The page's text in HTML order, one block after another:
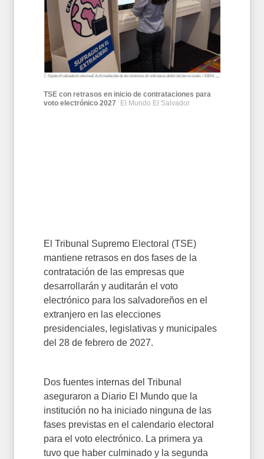
TSE con retrasos en inicio de contrataciones para
voto electrónico 2027
El Mundo El Salvador
El Tribunal Supremo Electoral (TSE)
mantiene retrasos en dos fases de la
contratación de las empresas que
desarrollarán y auditarán el voto
electrónico para los salvadoreños en el
extranjero en las elecciones
presidenciales, legislativas y municipales
del 28 de febrero de 2027.
Dos fuentes internas del Tribunal
aseguraron a Diario El Mundo que la
institución no ha iniciado ninguna de las
fases previstas en el calendario electoral
para el voto electrónico. La primera ya
tuvo que haber culminado y la segunda